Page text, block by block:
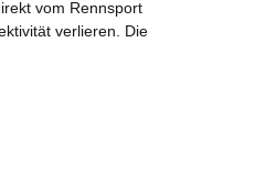
vom Rennsport
verlieren. Die